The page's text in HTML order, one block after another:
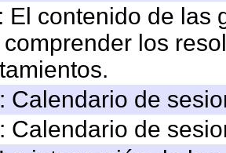
El contenido de las
los
Calendario de
Calendario de